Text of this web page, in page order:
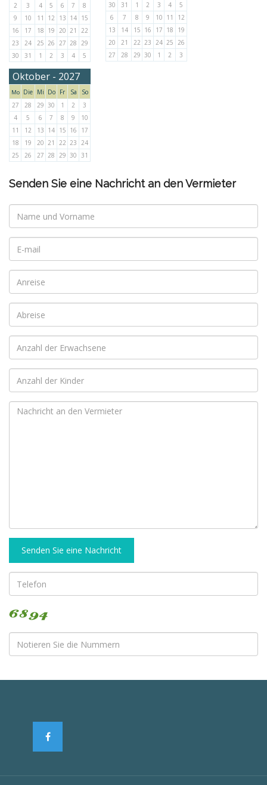
2
3 4 5 6 7
8
9
10 11 12 13 14 15
16
17 18 19 20 21
22
23
24 25 26 27 28 29
30
31 1 2 3 4 5
30
31 1 2 3 4
5
6
7 8 9 10 11
12
13
14 15 16 17 18
19
20
21 22 23 24 25 26
27
28 29 30 1 2 3
Oktober - 2027
Mo Die Mi Do Fr Sa
So
27
28 29 30 1 2
3
4
5 6 7 8 9
10
11
12 13 14 15 16
17
18
19 20 21 22 23 24
25
26 27 28 29 30 31
Senden Sie eine Nachricht an den Vermieter
Senden Sie eine Nachricht